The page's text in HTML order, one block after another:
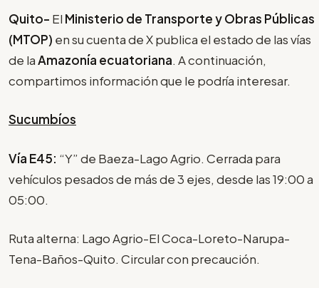
Quito- El Ministerio de Transporte y Obras Públicas
(MTOP) en su cuenta de X publica el estado de las vías
de laAmazonía ecuatoriana. A continuación,
compartimos información que le podría interesar.
Sucumbíos
Vía E45: “Y” de Baeza-Lago Agrio. Cerrada para
vehículos pesados de más de 3 ejes, desde las 19:00 a
05:00.
Ruta alterna: Lago Agrio-El Coca-Loreto-Narupa-
Tena-Baños-Quito. Circular con precaución.